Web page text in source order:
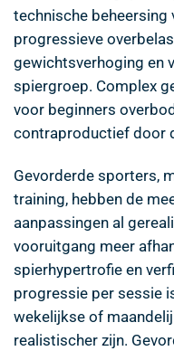
technische beheersing
progressieve
gewichtsverhoging en
spiergroep. Complex
voor beginners
contraproductief door
Gevorderde sporters,
training, hebben de
aanpassingen al
vooruitgang meer
spierhypertrofie en
progressie per sessie
wekelijkse of
realistischer zijn.